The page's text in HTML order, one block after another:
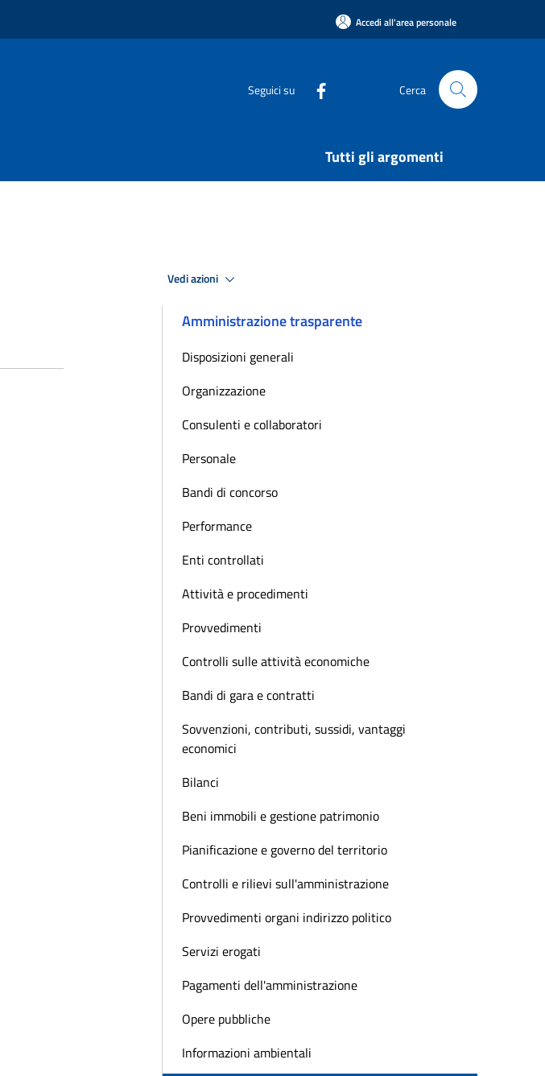
Accedi all'area personale
Seguici su Cerca
Tutti gli argomenti
Vedi azioni
Amministrazione trasparente
Disposizioni generali
Organizzazione
Consulenti e collaboratori
Personale
Bandi di concorso
Performance
Enti controllati
Attività e procedimenti
Provvedimenti
Controlli sulle attività economiche
Bandi di gara e contratti
Sovvenzioni, contributi, sussidi, vantaggi
economici
Bilanci
Beni immobili e gestione patrimonio
Pianificazione e governo del territorio
Controlli e rilievi sull'amministrazione
Provvedimenti organi indirizzo politico
Servizi erogati
Pagamenti dell'amministrazione
Opere pubbliche
Informazioni ambientali